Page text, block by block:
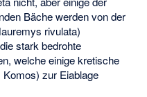
Bäche werden von der
rivulata)
stark bedrohte
welche einige kretische
Komos) zur Eiablage